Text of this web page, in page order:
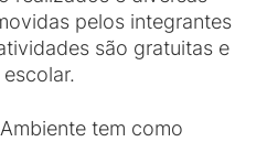
pelos integrantes
são gratuitas e
tem como